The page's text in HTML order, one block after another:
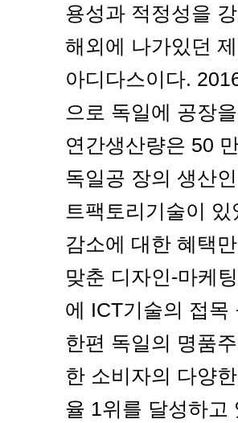
용성과 적정성을
해외에 나가있던
아디다스이다.
으로 독일에 공장
연간생산량은 50
독일공 장의 생산
트팩토리기술이
감소에 대한 혜택
맞춘 디자인-마케
에 ICT기술의 접목
한편 독일의 명품
한 소비자의 다양
율 1위를 달성하고